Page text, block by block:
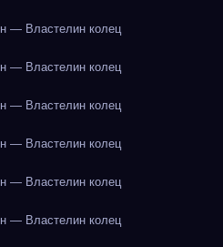
— Властелин колец
— Властелин колец
— Властелин колец
— Властелин колец
— Властелин колец
— Властелин колец